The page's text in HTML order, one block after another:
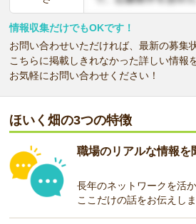
情報収集だけでもOKです！
お問い合わせいただければ、最新の募集
こちらに掲載しきれなかった詳しい情報
お気軽にお問い合わせください！
ほいく畑の3つの特徴
職場のリアルな情報を
長年のネットワークを活か
ここだけの話をお伝えしま